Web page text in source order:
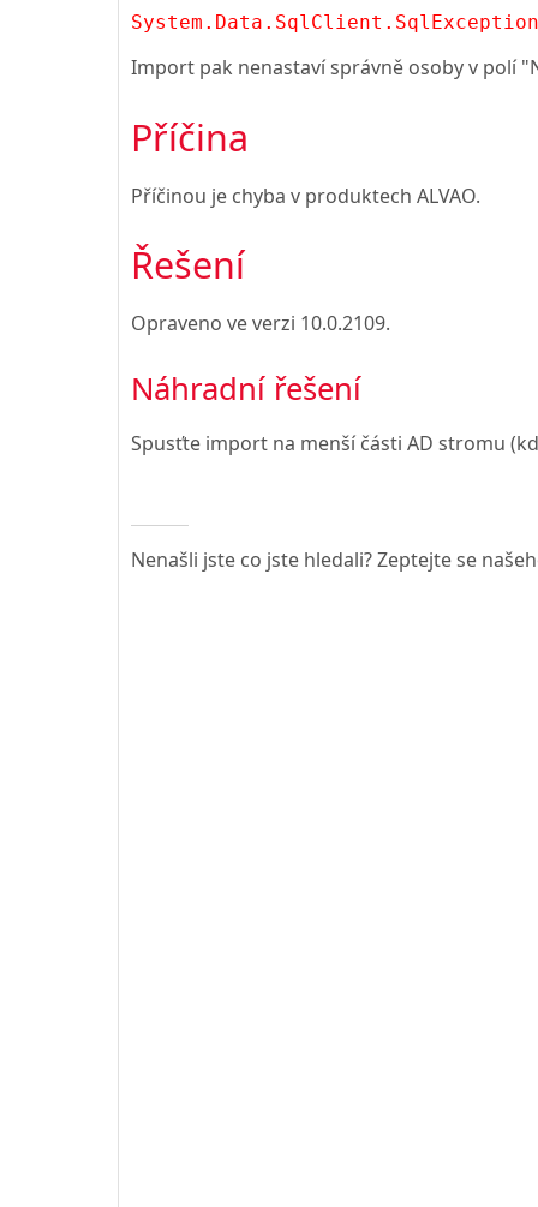
Import pak nenastaví správně osoby v polí
Příčina
Příčinou je chyba v produktech ALVAO.
Řešení
Opraveno ve verzi 10.0.2109.
Náhradní řešení
Spusťte import na menší části AD stromu
Nenašli jste co jste hledali? Zeptejte se